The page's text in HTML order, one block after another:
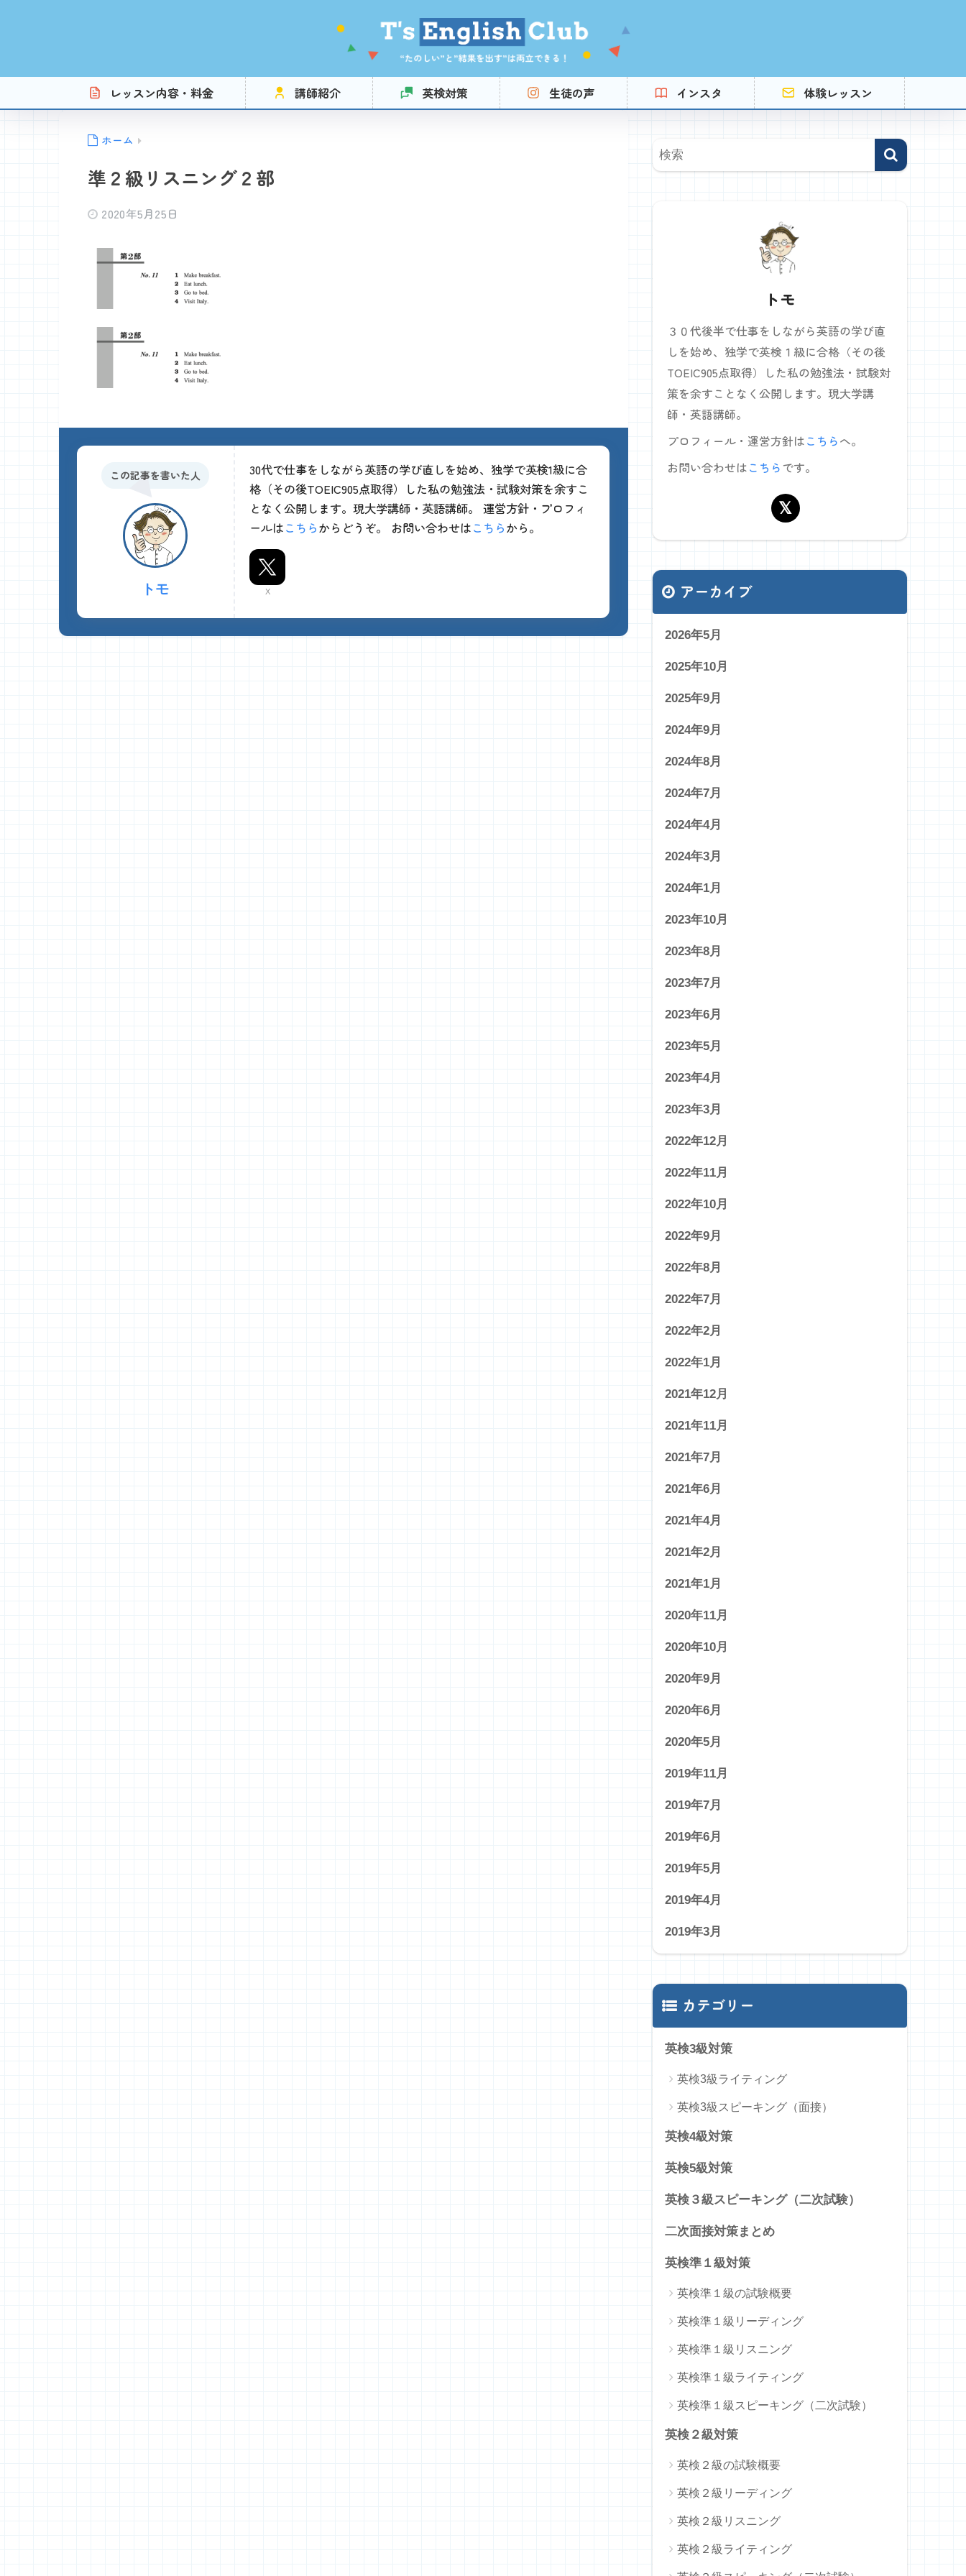
レッスン内容・料金 講師紹介 英検対策 生徒の声 インスタ 体験レッスン
ホーム
準２級リスニング２部
2020年5月25日
この記事を書いた人
トモ
30代で仕事をしながら英語の学び直しを始め、独学で英検1級に合
格（その後TOEIC905点取得）した私の勉強法・試験対策を余すこ
となく公開します。現大学講師・英語講師。 運営方針・プロフィ
ールはこちらからどうぞ。 お問い合わせはこちらから。
X
トモ
３０代後半で仕事をしながら英語の学び直
しを始め、独学で英検１級に合格（その後
TOEIC905点取得）した私の勉強法・試験対
策を余すことなく公開します。現大学講
師・英語講師。
プロフィール・運営方針はこちらへ。
お問い合わせはこちら です。
アーカイブ
2026年5月
2025年10月
2025年9月
2024年9月
2024年8月
2024年7月
2024年4月
2024年3月
2024年1月
2023年10月
2023年8月
2023年7月
2023年6月
2023年5月
2023年4月
2023年3月
2022年12月
2022年11月
2022年10月
2022年9月
2022年8月
2022年7月
2022年2月
2022年1月
2021年12月
2021年11月
2021年7月
2021年6月
2021年4月
2021年2月
2021年1月
2020年11月
2020年10月
2020年9月
2020年6月
2020年5月
2019年11月
2019年7月
2019年6月
2019年5月
2019年4月
2019年3月
カテゴリー
英検3級対策
英検3級ライティング
英検3級スピーキング（面接）
英検4級対策
英検5級対策
英検３級スピーキング（二次試験）
二次面接対策まとめ
英検準１級対策
英検準１級の試験概要
英検準１級リーディング
英検準１級リスニング
英検準１級ライティング
英検準１級スピーキング（二次試験）
英検２級対策
英検２級の試験概要
英検２級リーディング
英検２級リスニング
英検２級ライティング